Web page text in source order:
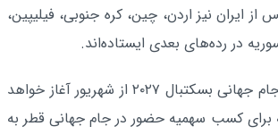
ایران نیز اردن، چین، کره جنوبی، فیلیپین،
در رده‌های بعدی ایستاده‌اند.
مرحله دوم انتخابی جام جهانی بسکتبال ۲۰۲۷ از شهریور آغاز خواهد
برای کسب سهمیه حضور در جام جهانی قطر به